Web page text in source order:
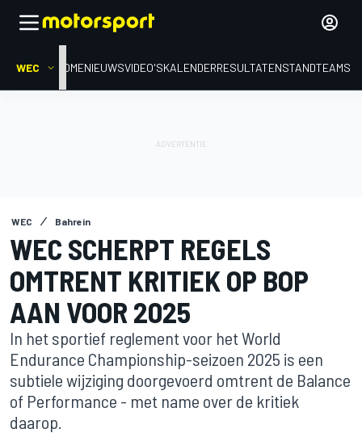
WEC HOMENIEUWSVIDEO'SKALENDERRESULTATENSTANDTEAMS
WEC Bahrein
WEC SCHERPT REGELS
OMTRENT KRITIEK OP BOP
AAN VOOR 2025
In het sportief reglement voor het World
Endurance Championship-seizoen 2025 is een
subtiele wijziging doorgevoerd omtrent de Balance
of Performance - met name over de kritiek
daarop.